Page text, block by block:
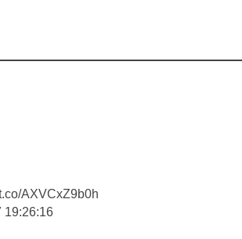
AXVCxZ9b0h
19:26:16